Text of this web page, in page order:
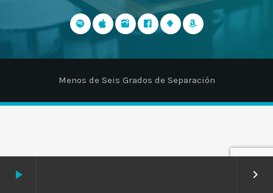
play_arrow keyboard_arrow_right
Menos de Seis Grados de Separación